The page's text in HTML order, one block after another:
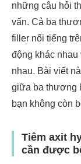
những câu hỏi
vấn. Cả ba
filler nổi tiếng
động khác
nhau. Bài viết
giữa ba thương
bạn không còn
Tiêm axit
cần được